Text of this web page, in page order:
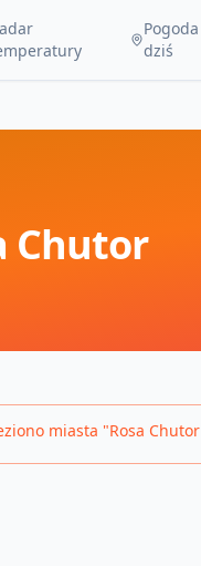
Pogoda
dziś
Chutor
miasta "Rosa Chutor